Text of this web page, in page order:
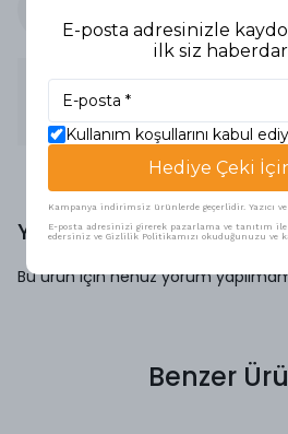
Ürün Açıklaması
TÜKENMEZ KALEM VEGA AÇIK MAVİ
Yorumlar
Bu ürün için henüz yorum
Benzer
E-posta adresinizle
ilk siz
Kullanım koşullarını kabul
Hediye Çeki
Kampanya indirimsiz ürünlerde geçerlidir. Yazıcı
E-posta adresinizi girerek pazarlama ve tanıtım
edersiniz ve Gizlilik Politikamızı okuduğunuzu ve